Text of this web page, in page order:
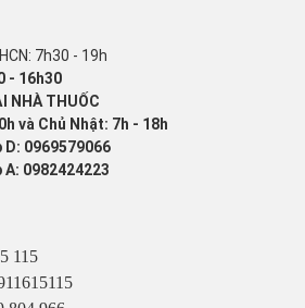
7h30 - 19h
- 16h30
NHÀ THUỐC
và Chủ Nhật: 7h - 18h
0969579066
0982424223
115